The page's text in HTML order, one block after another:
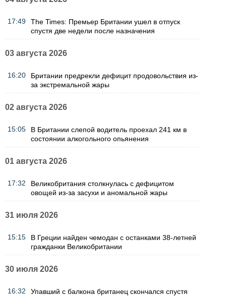
17:49
The Times: Премьер Британии ушел в отпуск
спустя две недели после назначения
03 августа 2026
16:20
Британии предрекли дефицит продовольствия из-
за экстремальной жары
02 августа 2026
15:05
В Британии слепой водитель проехал 241 км в
состоянии алкогольного опьянения
01 августа 2026
17:32
Великобритания столкнулась с дефицитом
овощей из-за засухи и аномальной жары
31 июля 2026
15:15
В Греции найден чемодан с останками 38-летней
гражданки Великобритании
30 июля 2026
16:32
Упавший с балкона британец скончался спустя